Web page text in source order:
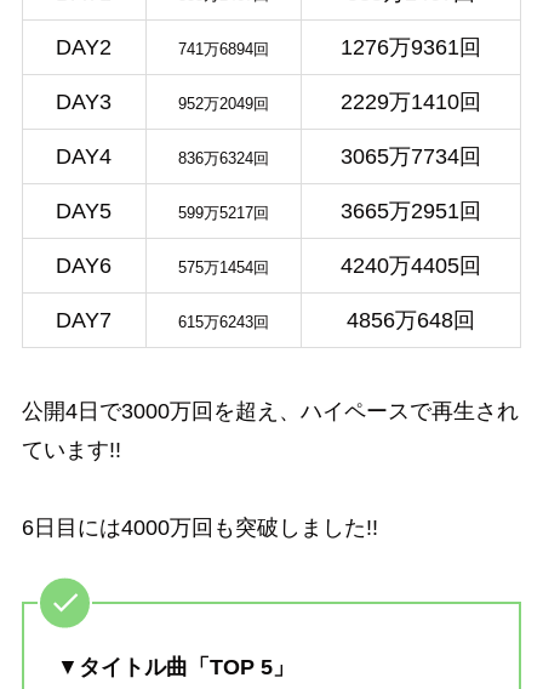
DAY2 741万6894回 1276万9361回
DAY3 952万2049回 2229万1410回
DAY4 836万6324回 3065万7734回
DAY5 599万5217回 3665万2951回
DAY6 575万1454回 4240万4405回
DAY7 615万6243回 4856万648回
公開4日で3000万回を超え、ハイペースで再生され
ています!!
6日目には4000万回も突破しました!!
▼ タイトル曲「TOP 5」